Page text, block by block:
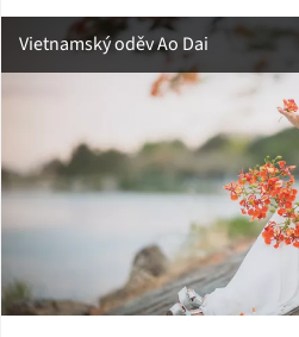
Vietnamský oděv Ao Dai